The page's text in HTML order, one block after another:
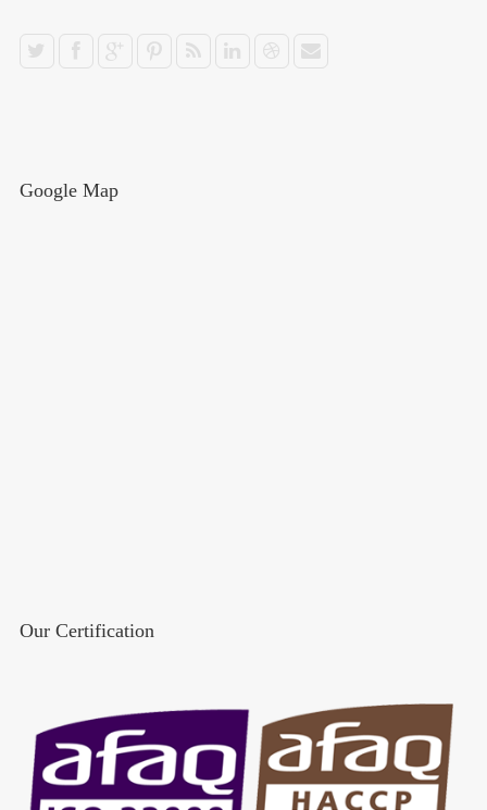
Google Map
Our Certification